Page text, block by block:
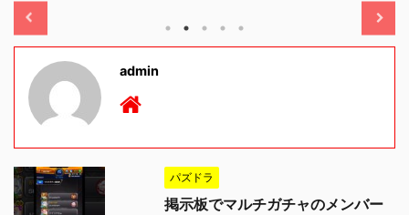
admin
パズドラ
掲示板でマルチガチャのメンバー